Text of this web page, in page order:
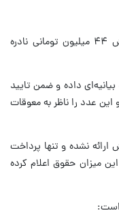
نکته مورد توجه در این فیش حقوقی پاداش ۴۴ میلیون تومانی نادره
داده و ضمن تایید
و این عدد را ناظر به معوقات
ارائه نشده و تنها پرداخت
میزان حقوق اعلام کرده